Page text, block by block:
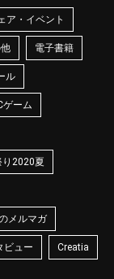
ア・イベント
電子書籍
ル
ゲーム
り2020夏
メルマガ
ビュー Creatia